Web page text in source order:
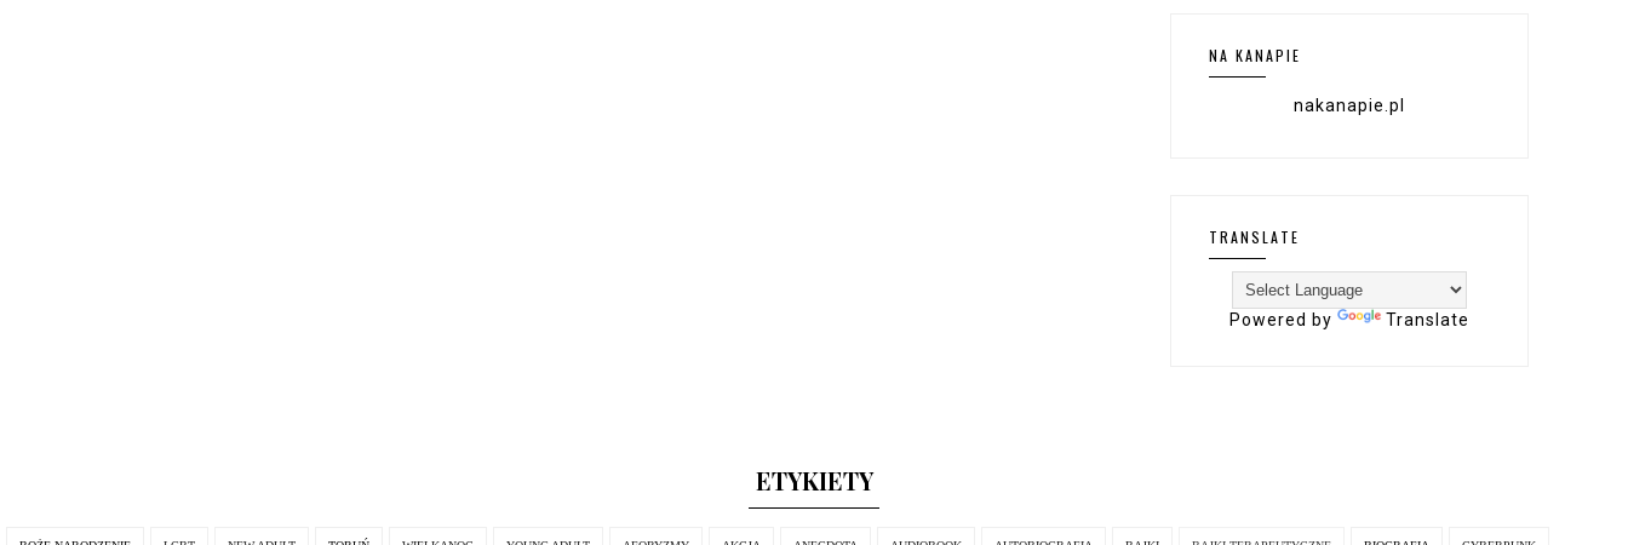
NA KANAPIE
nakanapie.pl
TRANSLATE
Powered by Translate
ETYKIETY